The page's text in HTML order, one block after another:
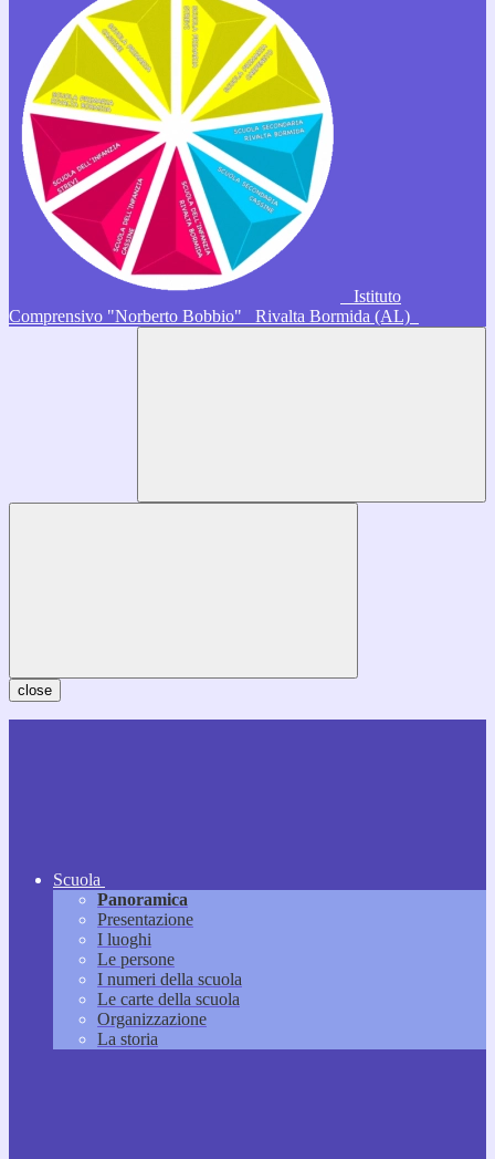
Istituto
Comprensivo "Norberto Bobbio"
Rivalta Bormida (AL)
close
Scuola
Panoramica
Presentazione
I luoghi
Le persone
I numeri della scuola
Le carte della scuola
Organizzazione
La storia